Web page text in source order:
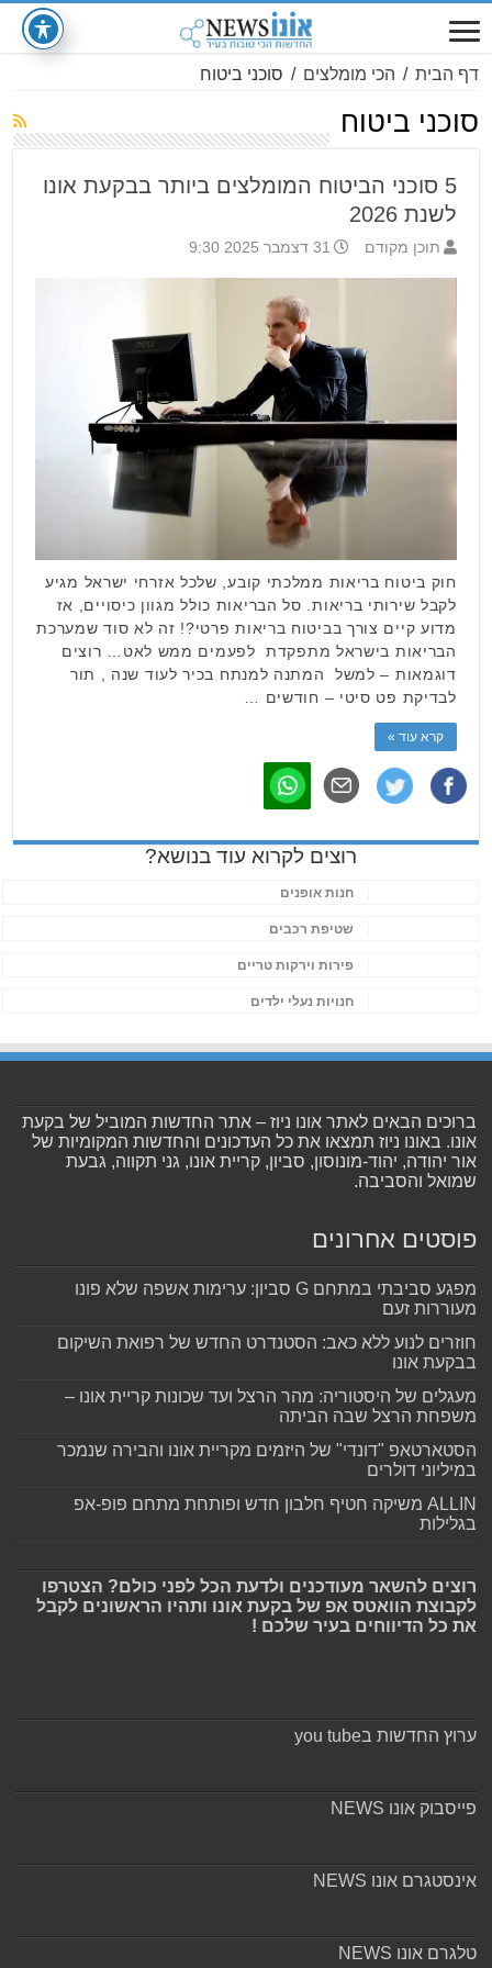
דף הבית / הכי מומלצים / סוכני ביטוח
סוכני ביטוח
5 סוכני הביטוח המומלצים ביותר בבקעת אונו
לשנת 2026
תוכן מקודם 31 דצמבר 2025 9:30
חוק ביטוח בריאות ממלכתי קובע, שלכל אזרחי ישראל מגיע
לקבל שירותי בריאות. סל הבריאות כולל מגוון כיסויים, אז
מדוע קיים צורך בביטוח בריאות פרטי?! זה לא סוד שמערכת
הבריאות בישראל מתפקדת לפעמים ממש לאט… רוצים
דוגמאות – למשל המתנה למנתח בכיר לעוד שנה , תור
לבדיקת פט סיטי – חודשים …
קרא עוד »
רוצים לקרוא עוד בנושא?
חנות אופנים
שטיפת רכבים
פירות וירקות טריים
חנויות נעלי ילדים
ברוכים הבאים לאתר אונו ניוז – אתר החדשות המוביל של בקעת
אונו. באונו ניוז תמצאו את כל העדכונים והחדשות המקומיות של
אור יהודה, יהוד-מונוסון, סביון, קריית אונו, גני תקווה, גבעת
שמואל והסביבה.
פוסטים אחרונים
מפגע סביבתי במתחם G סביון: ערימות אשפה שלא פונו
מעוררות זעם
חוזרים לנוע ללא כאב: הסטנדרט החדש של רפואת השיקום
בבקעת אונו
מעגלים של היסטוריה: מהר הרצל ועד שכונות קריית אונו –
משפחת הרצל שבה הביתה
הסטארטאפ "דונדי" של היזמים מקריית אונו והבירה שנמכר
במיליוני דולרים
ALLIN משיקה חטיף חלבון חדש ופותחת מתחם פופ-אפ
בגלילות
רוצים להשאר מעודכנים ולדעת הכל לפני כולם? הצטרפו
לקבוצת הוואטס אפ של בקעת אונו ותהיו הראשונים לקבל
את כל הדיווחים בעיר שלכם !
ערוץ החדשות בyou tube
פייסבוק אונו NEWS
אינסטגרם אונו NEWS
טלגרם אונו NEWS